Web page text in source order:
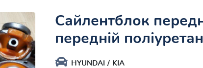
Сайлентблок
передній поліуретан
HYUNDAI KIA